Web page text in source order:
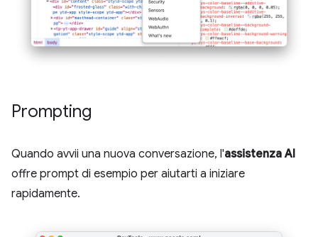
Prompting
Quando avvii una nuova conversazione, l'assistenza AI
offre prompt di esempio per aiutarti a iniziare
rapidamente.